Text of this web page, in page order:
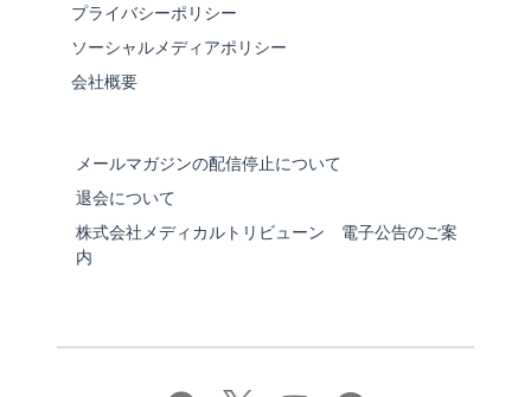
プライバシーポリシー
ソーシャルメディアポリシー
会社概要
メールマガジンの配信停止について
退会について
株式会社メディカルトリビューン 電子公告のご案
内